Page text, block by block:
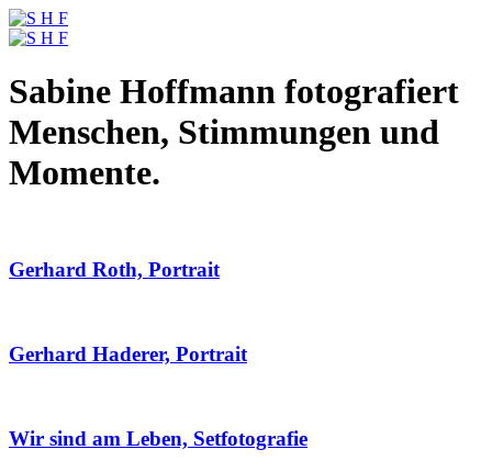
Sabine Hoffmann fotografiert
Menschen, Stimmungen und
Momente.
Gerhard Roth, Portrait
Gerhard Haderer, Portrait
Wir sind am Leben, Setfotografie